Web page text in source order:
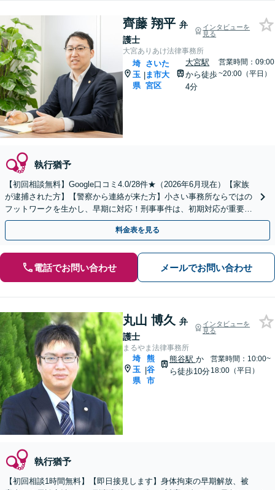
齊藤 翔平 弁
護士
インタビューを
見る
大宮ありあけ法律事務所
埼
玉
県
|
さいた
ま市大
宮区
大宮駅
から徒歩
4分
営業時間：09:00
~20:00（平日）
執行猶予
【初回相談無料】Google口コミ4.0/28件★（2026年6月現在）【家族
が逮捕された方】【警察から連絡が来た方】小さい事務所ならではの
フットワークを生かし、早期に対応！刑事事件は、初期対応が重要な
ため、早めに弁護士にご相談ください。
料金表を見る
電話でお問い合わせ メールでお問い合わせ
丸山 博久 弁
護士
インタビューを
見る
まるやま法律事務所
埼
玉
県
|
熊
谷
市
熊谷駅 か
ら徒歩10分
営業時間：10:00~
18:00（平日）
執行猶予
【初回相談1時間無料】【即日接見します】身体拘束の早期解放、被